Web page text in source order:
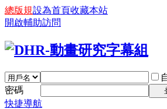
總版規設為首頁收藏本站
開啟輔助訪問
密碼
快捷導航